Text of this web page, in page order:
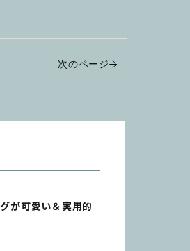
次のページ
が可愛い＆実用的